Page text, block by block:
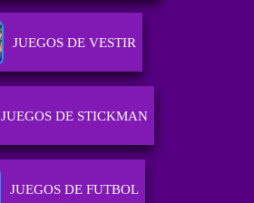
JUEGOS DE VESTIR
JUEGOS DE STICKMAN
JUEGOS DE FUTBOL